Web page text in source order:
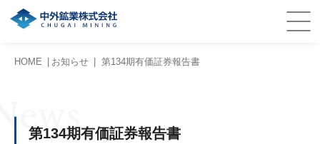
HOME お知らせ 第134期有価証券報告書
第134期有価証券報告書